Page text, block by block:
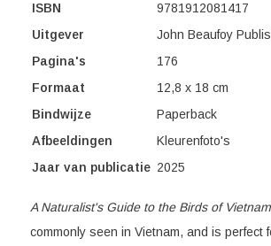
ISBN
9781912081417
Uitgever
John Beaufoy
Pagina's
176
Formaat
12,8 x 18 cm
Bindwijze
Paperback
Afbeeldingen
Kleurenfoto's
Jaar van publicatie 2025
A Naturalist's Guide to the Birds of Vietnam
commonly seen in Vietnam, and is